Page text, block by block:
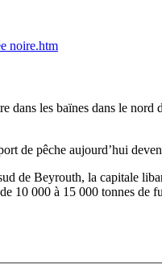
noire.htm
dans les baïnes dans le
de pêche aujourd’hui
de Beyrouth, la capitale
10 000 à 15 000 tonnes